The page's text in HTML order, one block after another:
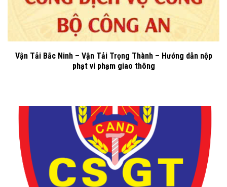
Vận Tải Bắc Ninh – Vận Tải Trọng Thành – Hướng dẫn nộp
phạt vi phạm giao thông